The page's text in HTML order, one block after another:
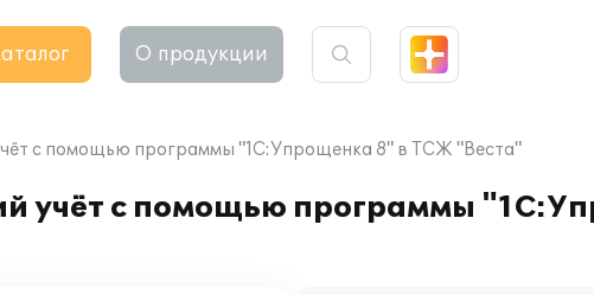
О продукции
с помощью программы "1С:Упрощенка 8" в ТСЖ "Веста"
учёт с помощью программы